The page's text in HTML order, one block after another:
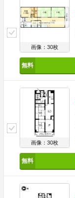
画像：30枚
画像：30枚